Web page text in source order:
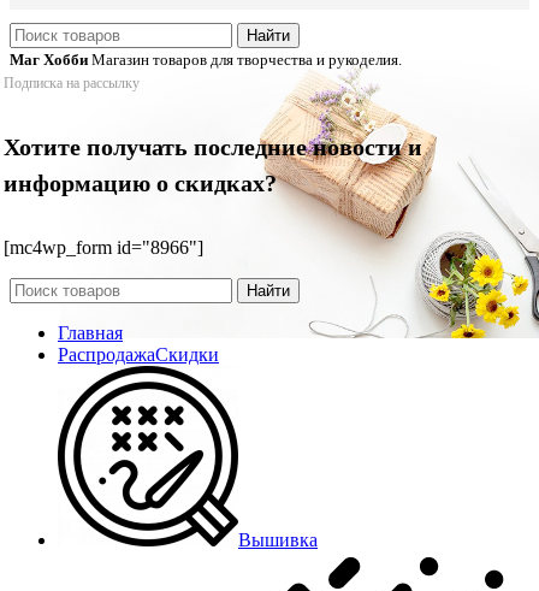
Найти
Маг Хобби Магазин товаров для творчества и рукоделия.
Подписка на рассылку
Хотите получать последние новости и
информацию о скидках?
[mc4wp_form id="8966"]
Найти
Главная
РаспродажаСкидки
Вышивка